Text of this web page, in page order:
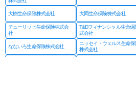
大樹生命保険株式会社 大同生命保険株式会社
チューリッヒ生命保険株式会
社
T&Dフィナンシャル生命保
式会社
なないろ生命保険株式会社
ニッセイ・ウェルス生命保
株式会社